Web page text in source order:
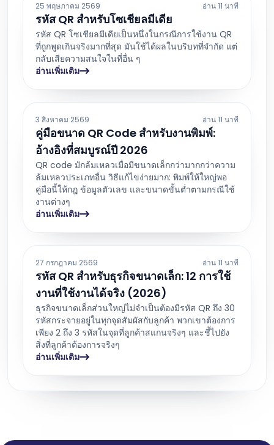
25 พฤษภาคม 2569 อ่าน 11 นาที
รหัส QR สำหรับโซเชียลมีเดีย
รหัส QR โซเชียลมีเดียเป็นหนึ่งในกรณีการใช้งาน QR
ที่ถูกพูดเกินจริงมากที่สุด มันใช้ได้ผลในบริบทที่จำกัด แต่
กลับเสียความสนใจในที่อื่น ๆ
อ่านเพิ่มเติม
3 สิงหาคม 2569 อ่าน 11 นาที
คู่มือขนาด QR Code สำหรับงานพิมพ์:
อ้างอิงที่สมบูรณ์ปี 2026
QR code มักล้มเหลวเมื่อมีขนาดเล็กกว่ามากกว่าความ
ล้มเหลวประเภทอื่น วิธีแก้ไขง่ายมาก: พิมพ์ให้ใหญ่พอ
คู่มือนี้ให้กฎ ข้อมูลตัวเลข และขนาดขั้นต่ำตามกรณีใช้
งานต่างๆ
อ่านเพิ่มเติม
27 กรกฎาคม 2569 อ่าน 11 นาที
รหัส QR สำหรับธุรกิจขนาดเล็ก: 12 การใช้
งานที่ใช้งานได้จริง (2026)
ธุรกิจขนาดเล็กส่วนใหญ่ไม่จำเป็นต้องมีรหัส QR ถึง 30
รหัสกระจายอยู่ในทุกจุดสัมผัสกับลูกค้า พวกเขาต้องการ
เพียง 2 ถึง 3 รหัสในจุดที่ลูกค้าสแกนจริงๆ และชี้ไปยัง
สิ่งที่ลูกค้าต้องการจริงๆ
อ่านเพิ่มเติม